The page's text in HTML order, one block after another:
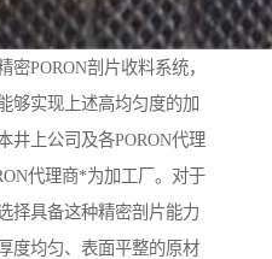
PORON剖片收料系统，
够实现上述高均匀度的加
井上公司及各PORON代理
代理商*为加工厂。对于
择具备这种精密剖片能力
度均匀、表面平整的原材